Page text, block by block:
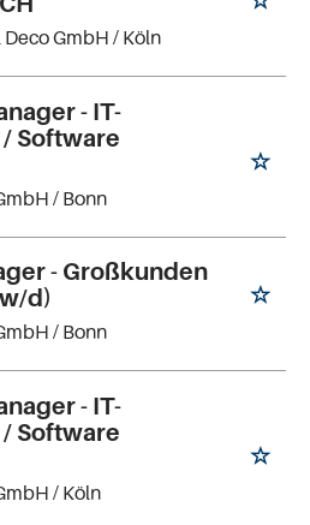
Deco GmbH / Köln
- IT-
Software
/ Bonn
- Großkunden
d)
/ Bonn
- IT-
Software
/ Köln